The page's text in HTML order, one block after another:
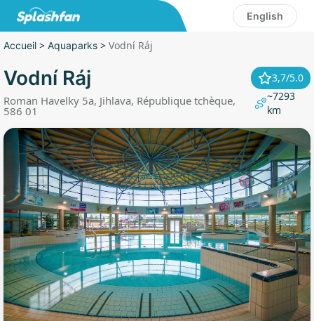
English
Accueil > Aquaparks > Vodní Ráj
Vodní Ráj
Roman Havelky 5a, Jihlava, République tchèque,
586 01
3,7/5.0
~7293
km